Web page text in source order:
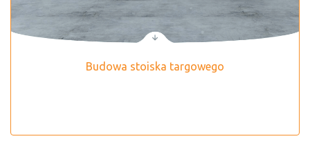
Budowa stoiska targowego